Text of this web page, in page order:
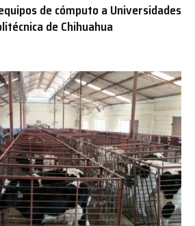
de cómputo a Universidades
de Chihuahua